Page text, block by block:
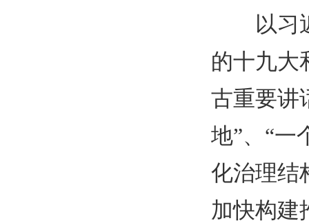
以习
的十九大
古重要讲
地”、“一
化治理结
加快构建